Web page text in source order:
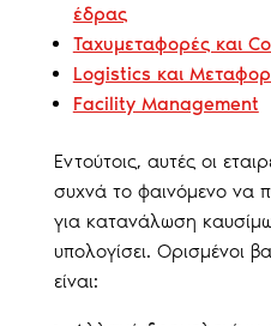
έδρας
Ταχυμεταφορές και
Logistics και
Facility Management
Εντούτοις, αυτές οι
συχνά το φαινόμενο να
για κατανάλωση
υπολογίσει. Ορισμένοι
είναι: